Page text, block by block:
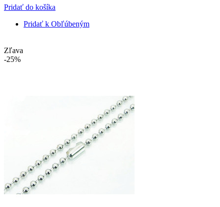
Pridať do košíka
Pridať k Obľúbeným
Zľava
-25%